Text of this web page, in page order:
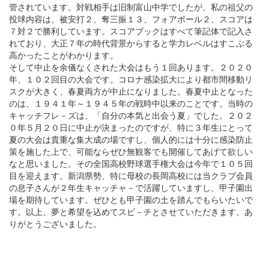
管されています。対戦相手は旧制富山中学でしたが、私の祖父の
投球内容は、被安打２、奪三振１３、フォアボール２、スコアは
７対２で勝利しています。スコアブックはすべて筆記体で記入さ
れており、大正７年の時代背景からすると学力レベルはすこぶる
高かったことがわかります。
そして中止を余儀なくされた大会はもう１回あります。２０２０
年、１０２回目の大会です。コロナ感染拡大により都市間移動リ
スクが大きく、春夏両方が中止になりました。春夏中止となった
のは、１９４１年～１９４５年の戦時中以来のことです。当時の
キャッチフレ－ズは、「自分の本気と出会う夏」でした。２０２
０年５月２０日に中止が決まったのですが、特に３年生にとって
夏の大会は貴重な集大成の場ですし、個人的には十分に感染防止
策を施した上で、可能ならぜひ無観客でも開催してあげて欲しい
なと思いました。その全国高校野球選手権大会は今年で１０５回
目を迎えます。新潟県勢、特に母校の長岡高校には当クラブ会員
の息子さんが２年生キャッチャ－で活躍していますし、甲子園出
場を期待しています。ぜひとも甲子園の土を踏んでもらいたいで
す。以上、夢と希望を込めてスピ－チとさせていただきます。あ
りがとうございました。